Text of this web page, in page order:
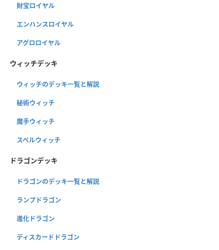
財宝ロイヤル
エンハンスロイヤル
アグロロイヤル
ウィッチデッキ
ウィッチのデッキ一覧と解説
秘術ウィッチ
魔手ウィッチ
スペルウィッチ
ドラゴンデッキ
ドラゴンのデッキ一覧と解説
ランプドラゴン
進化ドラゴン
ディスカードドラゴン